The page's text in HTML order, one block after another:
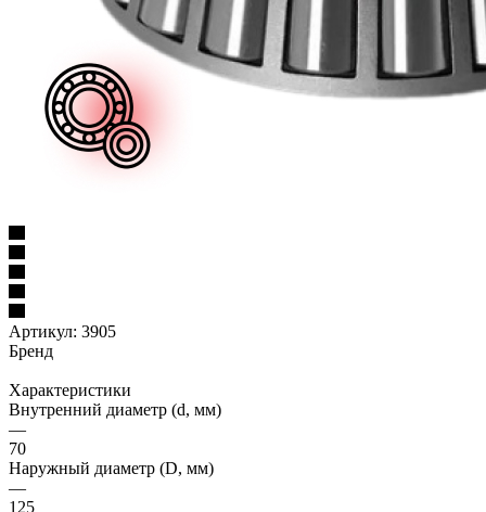
Артикул: 3905
Бренд
Характеристики
Внутренний диаметр (d, мм)
—
70
Наружный диаметр (D, мм)
—
125